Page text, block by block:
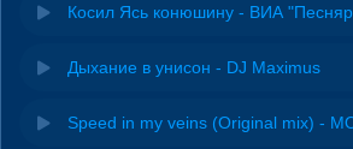
Косил Ясь конюшину - ВИА
Дыхание в унисон - DJ Maximus
Speed in my veins (Original mix) -